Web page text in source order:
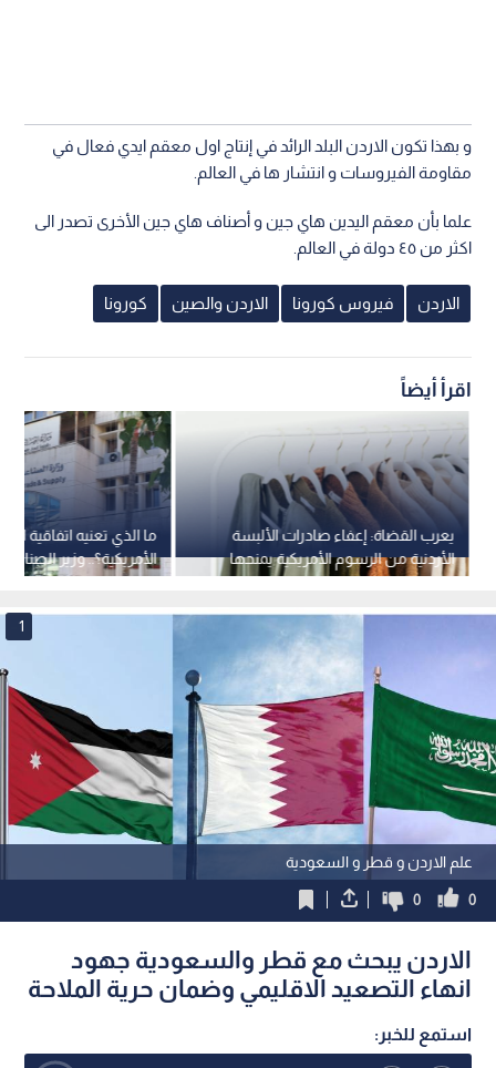
و بهذا تكون الاردن البلد الرائد في إنتاج اول معقم ايدي فعال في
مقاومة الفيروسات و انتشار ها في العالم.
علما بأن معقم اليدين هاي جين و أصناف هاي جين الأخرى تصدر الى
اكثر من ٤٥ دولة في العالم.
الاردن فيروس كورونا الاردن والصين كورونا
اقرأ أيضاً
ما الذي تعنيه اتفاقية
الأمريكية؟.. وزير
نبض البلد
يعرب القضاة: إعفاء صادرات الألبسة
الأردنية من الرسوم الأمريكية يمنحها
ميزة تنافسية غير مسبوقة
علم الاردن و قطر و السعودية
1
0
0
الاردن يبحث مع قطر والسعودية جهود
انهاء التصعيد الاقليمي وضمان حرية الملاحة
استمع للخبر: